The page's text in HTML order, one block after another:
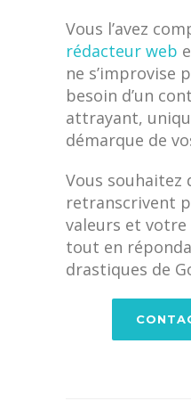
Vous l’avez
rédacteur web
ne s’improvise
besoin d’un
attrayant,
démarque de
Vous souhaitez
retranscrivent
valeurs et votre
tout en
drastiques de